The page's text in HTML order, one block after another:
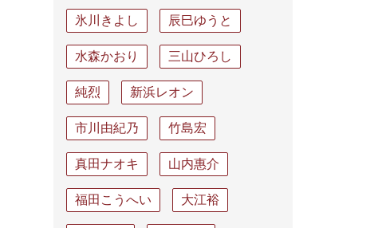
氷川きよし 辰巳ゆうと
水森かおり 三山ひろし
純烈 新浜レオン
市川由紀乃 竹島宏
真田ナオキ 山内惠介
福田こうへい 大江裕